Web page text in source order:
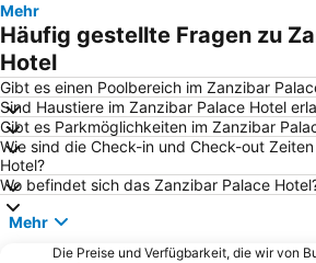
Mehr
Häufig gestellte Fragen zu
Hotel
Gibt es einen Poolbereich im Zanzibar
Sind Haustiere im Zanzibar Palace Hotel
Gibt es Parkmöglichkeiten im Zanzibar
Wie sind die Check-in und Check-out
Hotel?
Wo befindet sich das Zanzibar Palace
Mehr
Die Preise und Verfügbarkeit, die wir von